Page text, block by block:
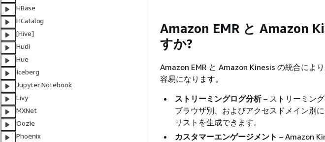
HBase
HCatalog
[Hive]
Hudi
Hue
Iceberg
Jupyter Notebook
Livy
MXNet
Oozie
Phoenix
Amazon EMR と Amazon
すか?
Amazon EMR と Amazon Kinesis の統合によ
容易になります。
ストリーミングログ分析– ストリーミン
ブラウザ別、およびアクセスドメイン別
リストを生成できます。
カスタマーエンゲージメント – Amazon